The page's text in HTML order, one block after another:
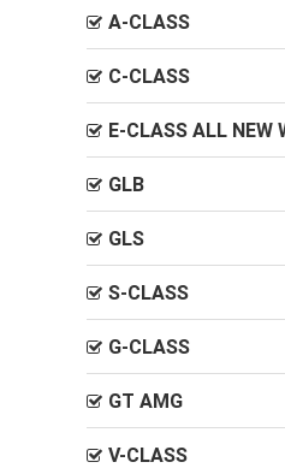
A-CLASS
C-CLASS
E-CLASS ALL NEW
GLB
GLS
S-CLASS
G-CLASS
GT AMG
V-CLASS